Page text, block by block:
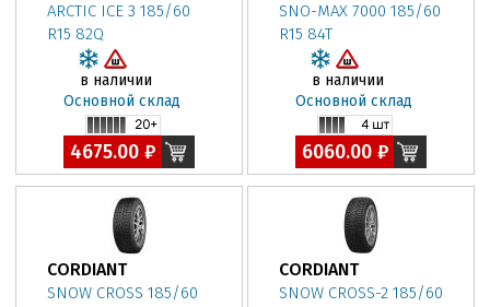
ARCTIC ICE 3 185/60
R15 82Q
в наличии
Основной склад
4675.00 ₽
SNO-MAX 7000 185/60
R15 84T
в наличии
Основной склад
6060.00 ₽
CORDIANT
SNOW CROSS 185/60
CORDIANT
SNOW CROSS-2 185/60